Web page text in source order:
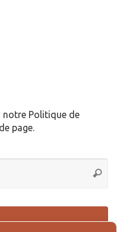
notre Politique de
page.